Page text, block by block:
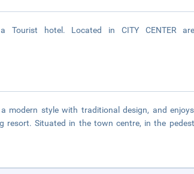
Tourist hotel. Located in CITY CENTER
modern style with traditional design, and
resort. Situated in the town centre, in the